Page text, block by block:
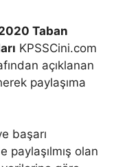
Taban
KPSSCini.com
açıklanan
paylaşıma
başarı
paylaşılmış olan